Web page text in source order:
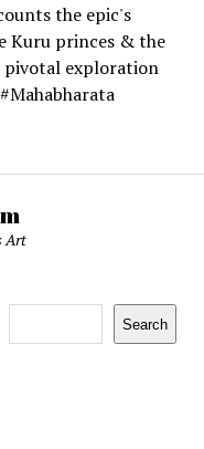
the epic's
Kuru princes & the
pivotal exploration
Art
Search